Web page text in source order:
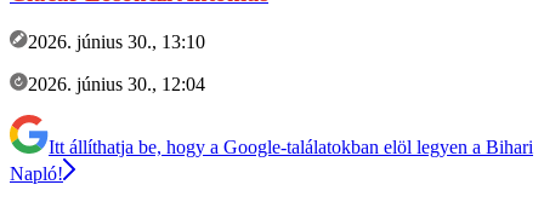
2026. június 30., 13:10
2026. június 30., 12:04
Itt állíthatja be, hogy a Google-találatokban elöl legyen a Bihari
Napló!